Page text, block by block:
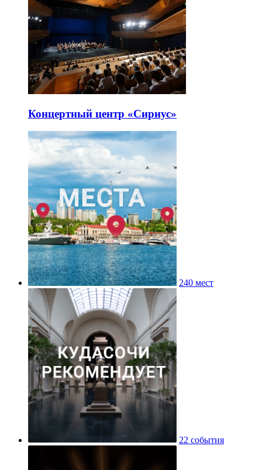
Концертный центр «Сириус»
240 мест
22 события